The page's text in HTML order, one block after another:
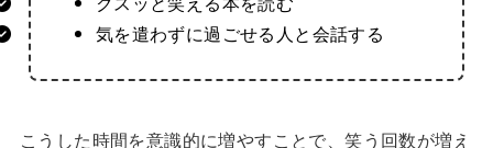
気を遣わずに過ごせる人と会話する
こうした時間を意識的に増やすことで、笑う回数が増え